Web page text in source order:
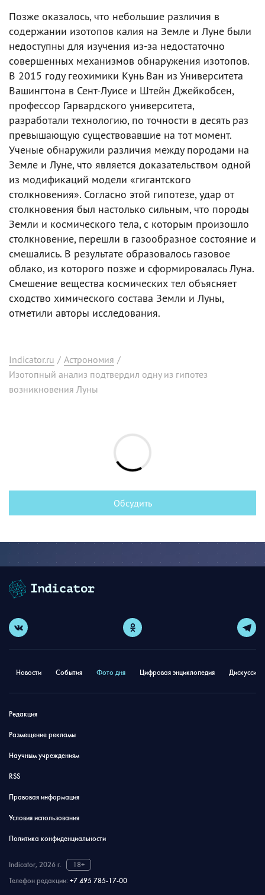
Позже оказалось, что небольшие различия в
содержании изотопов калия на Земле и Луне были
недоступны для изучения из-за недостаточно
совершенных механизмов обнаружения изотопов.
В 2015 году геохимики Кунь Ван из Университета
Вашингтона в Сент-Луисе и Штейн Джейкобсен,
профессор Гарвардского университета,
разработали технологию, по точности в десять раз
превышающую существовавшие на тот момент.
Ученые обнаружили различия между породами на
Земле и Луне, что является доказательством одной
из модификаций модели «гигантского
столкновения». Согласно этой гипотезе, удар от
столкновения был настолько сильным, что породы
Земли и космического тела, с которым произошло
столкновение, перешли в газообразное состояние и
смешались. В результате образовалось газовое
облако, из которого позже и сформировалась Луна.
Смешение вещества космических тел объясняет
сходство химического состава Земли и Луны,
отметили авторы исследования.
Indicator.ru / Астрономия /
Изотопный анализ подтвердил одну из гипотез
возникновения Луны
Обсудить
Новости События Фото дня Цифровая энциклопедия
Редакция
Размещение рекламы
Научным учреждениям
RSS
Правовая информация
Условия использования
Политика конфиденциальности
Indicator, 2026 г.
18+
Телефон редакции: +7 495 785-17-00